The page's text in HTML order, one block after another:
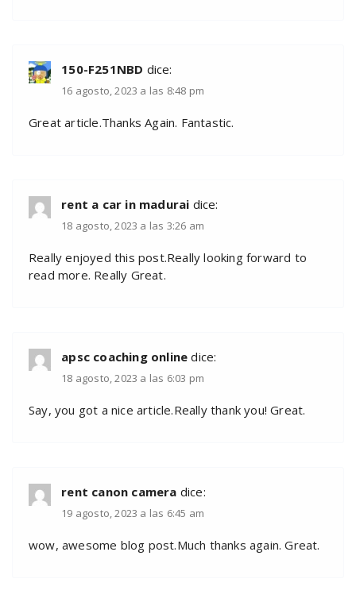
150-F251NBD dice:
16 agosto, 2023 a las 8:48 pm
Great article.Thanks Again. Fantastic.
rent a car in madurai dice:
18 agosto, 2023 a las 3:26 am
Really enjoyed this post.Really looking forward to
read more. Really Great.
apsc coaching online dice:
18 agosto, 2023 a las 6:03 pm
Say, you got a nice article.Really thank you! Great.
rent canon camera dice:
19 agosto, 2023 a las 6:45 am
wow, awesome blog post.Much thanks again. Great.